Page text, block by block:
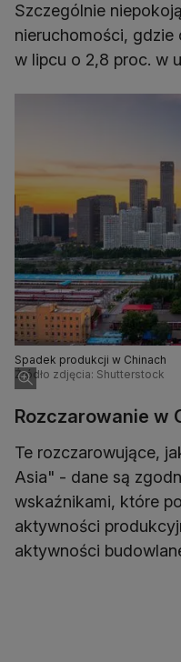
Szczególnie
nieruchomości, gdzie
Spadek produkcji w Chinach
Źródło zdjęcia: Shutterstock
Rozczarowanie w
Te rozczarowujące,
Asia" - dane są
wskaźnikami, które
aktywności
aktywności